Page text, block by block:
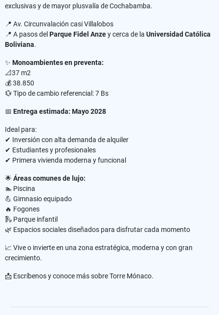
exclusivas y de mayor plusvalía de Cochabamba.
📍 Av. Circunvalación casi Villalobos
📍 A pasos del Parque Fidel Anzey cerca de la Universidad Católica
Boliviana.
✨ Monoambientes en preventa:
📐37 m2
💰 38.850
💱 Tipo de cambio referencial: 7 Bs
📅 Entrega estimada: Mayo 2028
Ideal para:
✔ Inversión con alta demanda de alquiler
✔ Estudiantes y profesionales
✔ Primera vivienda moderna y funcional
🌟 Áreas comunes de lujo:
🏊 Piscina
💪 Gimnasio equipado
🔥 Fogones
🛝 Parque infantil
🌿 Espacios sociales diseñados para disfrutar cada momento
📈 Vive o invierte en una zona estratégica, moderna y con gran
crecimiento.
📩 Escríbenos y conoce más sobre Torre Mónaco.